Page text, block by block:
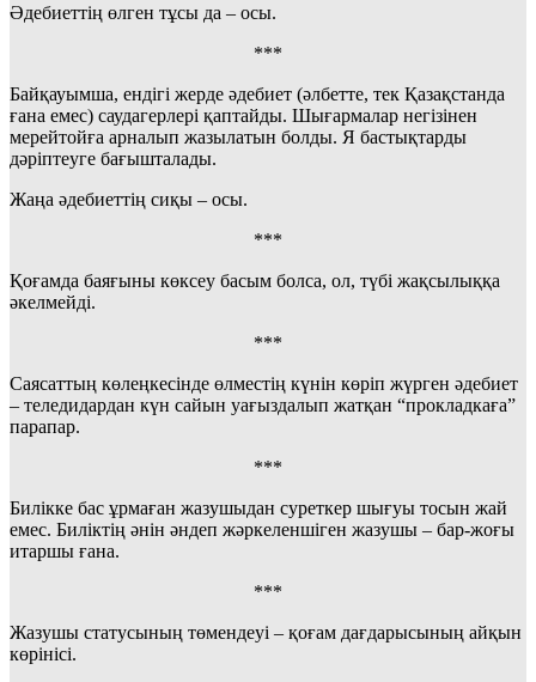
Әдебиеттің өлген тұсы да – осы.
***
Байқауымша, ендігі жерде әдебиет (әлбетте, тек Қазақстанда
ғана емес) саудагерлері қаптайды. Шығармалар негізінен
мерейтойға арналып жазылатын болды. Я бастықтарды
дәріптеуге бағышталады.
Жаңа әдебиеттің сиқы – осы.
***
Қоғамда баяғыны көксеу басым болса, ол, түбі жақсылыққа
әкелмейді.
***
Саясаттың көлеңкесінде өлместің күнін көріп жүрген әдебиет
– теледидардан күн сайын уағыздалып жатқан “прокладкаға”
парапар.
***
Билікке бас ұрмаған жазушыдан суреткер шығуы тосын жай
емес. Биліктің әнін әндеп жәркеленшіген жазушы – бар-жоғы
итаршы ғана.
***
Жазушы статусының төмендеуі – қоғам дағдарысының айқын
көрінісі.